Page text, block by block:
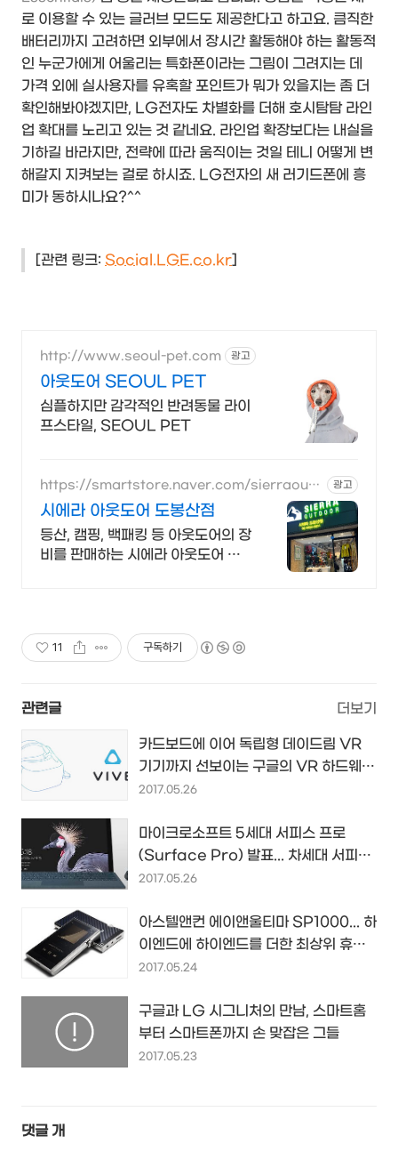
로 이용할 수 있는 글러브 모드도 제공한다고 하고요. 큼직한
배터리까지 고려하면 외부에서 장시간 활동해야 하는 활동적
인 누군가에게 어울리는 특화폰이라는 그림이 그려지는 데
가격 외에 실사용자를 유혹할 포인트가 뭐가 있을지는 좀 더
확인해봐야겠지만, LG전자도 차별화를 더해 호시탐탐 라인
업 확대를 노리고 있는 것 같네요. 라인업 확장보다는 내실을
기하길 바라지만, 전략에 따라 움직이는 것일 테니 어떻게 변
해갈지 지켜보는 걸로 하시죠. LG전자의 새 러기드폰에 흥
미가 동하시나요?^^
[관련 링크: Social.LGE.co.kr]
http://www.seoul-pet.com 광고
아웃도어 SEOUL PET
심플하지만 감각적인 반려동물 라이
프스타일, SEOUL PET
https://smartstore.naver.com/sierraoutd
oor_dobongsan
광고
시에라 아웃도어 도봉산점
등산, 캠핑, 백패킹 등 아웃도어의 장
비를 판매하는 시에라 아웃도어 도
11 구독하기
관련글 더보기
카드보드에 이어 독립형 데이드림 VR
기기까지 선보이는 구글의 VR 하드웨어
전략 3단계... 성공할까?
2017.05.26
마이크로소프트 5세대 서피스 프로
(Surface Pro) 발표... 차세대 서피스
펜을 더한 서피스 프로 5가 온다
2017.05.26
아스텔앤컨 에이앤울티마 SP1000... 하
이엔드에 하이엔드를 더한 최상위 휴대
용 음악 플레이어 등장...
2017.05.24
구글과 LG 시그니처의 만남, 스마트홈
부터 스마트폰까지 손 맞잡은 그들
2017.05.23
댓글 개